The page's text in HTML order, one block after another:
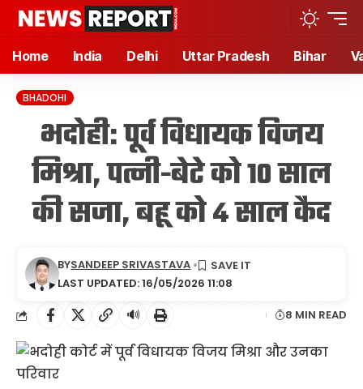
Home India Delhi Uttar Pradesh Bihar
BHADOHI
भदोही: पूर्व विधायक विजय
मिश्रा, पत्नी-बेटे को 10 साल
की सजा, बहू को 4 साल कैद
LAST UPDATED: 16/05/2026 11:08
BYSANDEEP SRIVASTAVA
🔊 8 MIN READ